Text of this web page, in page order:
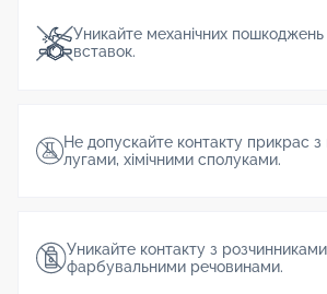
Уникайте механічних
вставок.
Не допускайте контакту прикрас з
лугами, хімічними сполуками.
Уникайте контакту з розчинниками
фарбувальними речовинами.